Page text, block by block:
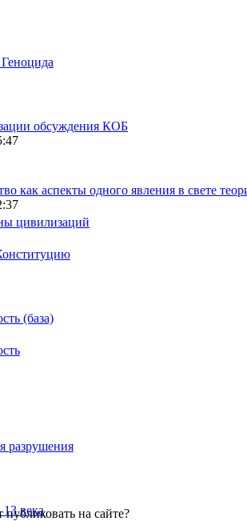
обсуждения КОБ
как аспекты одного явления в свете
цивилизаций
(база)
разрушения
века
на сайте?